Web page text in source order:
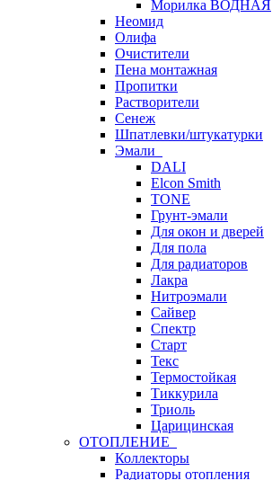
Морилка ВОДНАЯ
Неомид
Олифа
Очистители
Пена монтажная
Пропитки
Растворители
Сенеж
Шпатлевки/штукатурки
Эмали
DALI
Elcon Smith
TONE
Грунт-эмали
Для окон и дверей
Для пола
Для радиаторов
Лакра
Нитроэмали
Сайвер
Спектр
Старт
Текс
Термостойкая
Тиккурила
Триоль
Царицинская
ОТОПЛЕНИЕ
Коллекторы
Радиаторы отопления